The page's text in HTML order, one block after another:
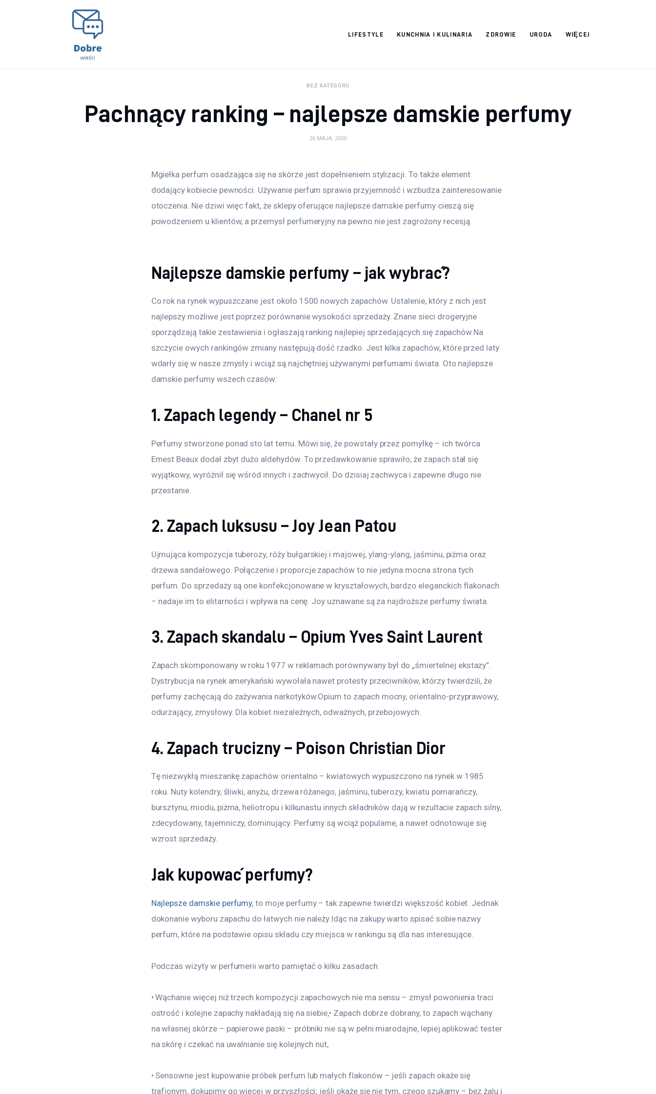
LIFESTYLE KUNCHNIA I KULINARIA ZDROWIE URODA WIĘCEJ
BEZ KATEGORII
Pachnący ranking – najlepsze damskie perfumy
26 MAJA, 2020
Mgiełka perfum osadzająca się na skórze jest dopełnieniem stylizacji. To także element
dodający kobiecie pewności. Używanie perfum sprawia przyjemność i wzbudza zainteresowanie
otoczenia. Nie dziwi więc fakt, że sklepy oferujące najlepsze damskie perfumy cieszą się
powodzeniem u klientów, a przemysł perfumeryjny na pewno nie jest zagrożony recesją.
Najlepsze damskie perfumy – jak wybrać?
Co rok na rynek wypuszczane jest około 1500 nowych zapachów. Ustalenie, który z nich jest
najlepszy możliwe jest poprzez porównanie wysokości sprzedaży. Znane sieci drogeryjne
sporządzają takie zestawienia i ogłaszają ranking najlepiej sprzedających się zapachów.Na
szczycie owych rankingów zmiany następują dość rzadko. Jest kilka zapachów, które przed laty
wdarły się w nasze zmysły i wciąż są najchętniej używanymi perfumami świata. Oto najlepsze
damskie perfumy wszech czasów:
1. Zapach legendy – Chanel nr 5
Perfumy stworzone ponad sto lat temu. Mówi się, że powstały przez pomyłkę – ich twórca
Ernest Beaux dodał zbyt dużo aldehydów. To przedawkowanie sprawiło, że zapach stał się
wyjątkowy, wyróżnił się wśród innych i zachwycił. Do dzisiaj zachwyca i zapewne długo nie
przestanie.
2. Zapach luksusu – Joy Jean Patou
Ujmująca kompozycja tuberozy, róży bułgarskiej i majowej, ylang-ylang, jaśminu, piżma oraz
drzewa sandałowego. Połączenie i proporcje zapachów to nie jedyna mocna strona tych
perfum. Do sprzedaży są one konfekcjonowane w kryształowych, bardzo eleganckich flakonach
– nadaje im to elitarności i wpływa na cenę. Joy uznawane są za najdroższe perfumy świata.
3. Zapach skandalu – Opium Yves Saint Laurent
Zapach skomponowany w roku 1977 w reklamach porównywany był do „śmiertelnej ekstazy”.
Dystrybucja na rynek amerykański wywołała nawet protesty przeciwników, którzy twierdzili, że
perfumy zachęcają do zażywania narkotyków.Opium to zapach mocny, orientalno-przyprawowy,
odurzający, zmysłowy. Dla kobiet niezależnych, odważnych, przebojowych.
4. Zapach trucizny – Poison Christian Dior
Tę niezwykłą mieszankę zapachów orientalno – kwiatowych wypuszczono na rynek w 1985
roku. Nuty kolendry, śliwki, anyżu, drzewa różanego, jaśminu, tuberozy, kwiatu pomarańczy,
bursztynu, miodu, piżma, heliotropu i kilkunastu innych składników dają w rezultacie zapach silny,
zdecydowany, tajemniczy, dominujący. Perfumy są wciąż popularne, a nawet odnotowuje się
wzrost sprzedaży.
Jak kupować perfumy?
Najlepsze damskie perfumy, to moje perfumy – tak zapewne twierdzi większość kobiet. Jednak
dokonanie wyboru zapachu do łatwych nie należy.Idąc na zakupy warto spisać sobie nazwy
perfum, które na podstawie opisu składu czy miejsca w rankingu są dla nas interesujące.
Podczas wizyty w perfumerii warto pamiętać o kilku zasadach:
• Wąchanie więcej niż trzech kompozycji zapachowych nie ma sensu – zmysł powonienia traci
ostrość i kolejne zapachy nakładają się na siebie,• Zapach dobrze dobrany, to zapach wąchany
na własnej skórze – papierowe paski – próbniki nie są w pełni miarodajne, lepiej aplikować tester
na skórę i czekać na uwalnianie się kolejnych nut,
• Sensowne jest kupowanie próbek perfum lub małych flakonów – jeśli zapach okaże się
trafionym, dokupimy go więcej w przyszłości; jeśli okaże się nie tym, czego szukamy – bez żalu i